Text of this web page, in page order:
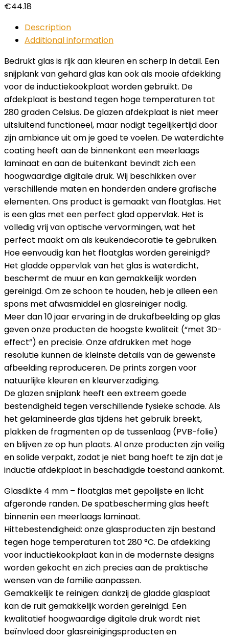
€44.18
Description
Additional information
Bedrukt glas is rijk aan kleuren en scherp in detail. Een
snijplank van gehard glas kan ook als mooie afdekking
voor de inductiekookplaat worden gebruikt. De
afdekplaat is bestand tegen hoge temperaturen tot
280 graden Celsius. De glazen afdekplaat is niet meer
uitsluitend functioneel, maar nodigt tegelijkertijd door
zijn ambiance uit om je goed te voelen. De waterdichte
coating heeft aan de binnenkant een meerlaags
laminaat en aan de buitenkant bevindt zich een
hoogwaardige digitale druk. Wij beschikken over
verschillende maten en honderden andere grafische
elementen. Ons product is gemaakt van floatglas. Het
is een glas met een perfect glad oppervlak. Het is
volledig vrij van optische vervormingen, wat het
perfect maakt om als keukendecoratie te gebruiken.
Hoe eenvoudig kan het floatglas worden gereinigd?
Het gladde oppervlak van het glas is waterdicht,
beschermt de muur en kan gemakkelijk worden
gereinigd. Om ze schoon te houden, heb je alleen een
spons met afwasmiddel en glasreiniger nodig.
Meer dan 10 jaar ervaring in de drukafbeelding op glas
geven onze producten de hoogste kwaliteit (“met 3D-
effect”) en precisie. Onze afdrukken met hoge
resolutie kunnen de kleinste details van de gewenste
afbeelding reproduceren. De prints zorgen voor
natuurlijke kleuren en kleurverzadiging.
De glazen snijplank heeft een extreem goede
bestendigheid tegen verschillende fysieke schade. Als
het gelamineerde glas tijdens het gebruik breekt,
plakken de fragmenten op de tussenlaag (PVB-folie)
en blijven ze op hun plaats. Al onze producten zijn veilig
en solide verpakt, zodat je niet bang hoeft te zijn dat je
inductie afdekplaat in beschadigde toestand aankomt.
Glasdikte 4 mm – floatglas met gepolijste en licht
afgeronde randen. De spatbescherming glas heeft
binnenin een meerlaags laminaat.
Hittebestendigheid: onze glasproducten zijn bestand
tegen hoge temperaturen tot 280 °C. De afdekking
voor inductiekookplaat kan in de modernste designs
worden gekocht en zich precies aan de praktische
wensen van de familie aanpassen.
Gemakkelijk te reinigen: dankzij de gladde glasplaat
kan de ruit gemakkelijk worden gereinigd. Een
kwalitatief hoogwaardige digitale druk wordt niet
beïnvloed door glasreinigingsproducten en